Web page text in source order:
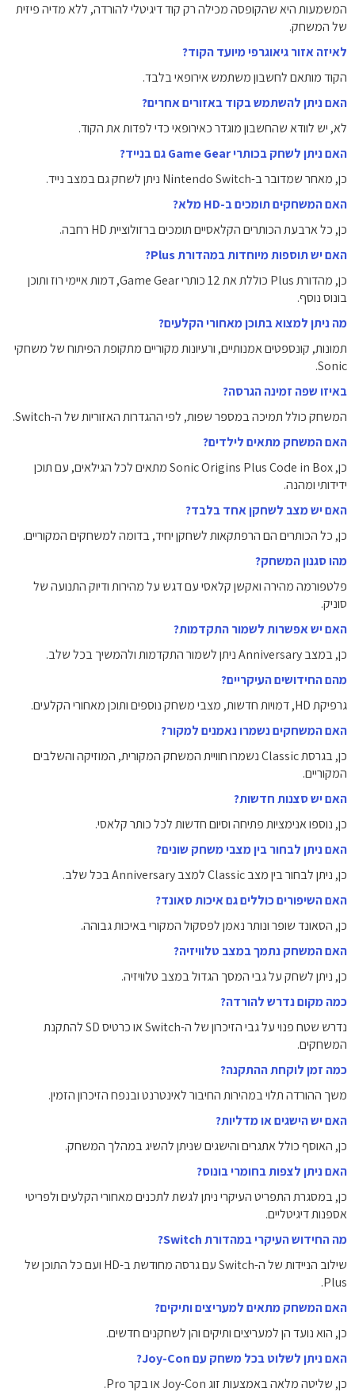
המשמעות היא שהקופסה מכילה רק קוד דיגיטלי להורדה, ללא מדיה פיזית
של המשחק.
לאיזה אזור גיאוגרפי מיועד הקוד?
הקוד מותאם לחשבון משתמש אירופאי בלבד.
האם ניתן להשתמש בקוד באזורים אחרים?
לא, יש לוודא שהחשבון מוגדר כאירופאי כדי לפדות את הקוד.
האם ניתן לשחק בכותרי Game Gear גם בנייד?
כן, מאחר שמדובר ב-Nintendo Switch ניתן לשחק גם במצב נייד.
האם המשחקים תומכים ב-HD מלא?
כן, כל ארבעת הכותרים הקלאסיים תומכים ברזולוציית HD רחבה.
האם יש תוספות מיוחדות במהדורת Plus?
כן, מהדורת Plus כוללת את 12 כותרי Game Gear, דמות איימי רוז ותוכן
בונוס נוסף.
מה ניתן למצוא בתוכן מאחורי הקלעים?
תמונות, קונספטים אמנותיים, ורעיונות מקוריים מתקופת הפיתוח של משחקי
Sonic.
באיזו שפה זמינה הגרסה?
המשחק כולל תמיכה במספר שפות, לפי ההגדרות האזוריות של ה-Switch.
האם המשחק מתאים לילדים?
כן, Sonic Origins Plus Code in Box מתאים לכל הגילאים, עם תוכן
ידידותי ומהנה.
האם יש מצב לשחקן אחד בלבד?
כן, כל הכותרים הם הרפתקאות לשחקן יחיד, בדומה למשחקים המקוריים.
מהו סגנון המשחק?
פלטפורמה מהירה ואקשן קלאסי עם דגש על מהירות ודיוק התנועה של
סוניק.
האם יש אפשרות לשמור התקדמות?
כן, במצב Anniversary ניתן לשמור התקדמות ולהמשיך בכל שלב.
מהם החידושים העיקריים?
גרפיקת HD, דמויות חדשות, מצבי משחק נוספים ותוכן מאחורי הקלעים.
האם המשחקים נשמרו נאמנים למקור?
כן, בגרסת Classic נשמרו חוויית המשחק המקורית, המוזיקה והשלבים
המקוריים.
האם יש סצנות חדשות?
כן, נוספו אנימציות פתיחה וסיום חדשות לכל כותר קלאסי.
האם ניתן לבחור בין מצבי משחק שונים?
כן, ניתן לבחור בין מצב Classic למצב Anniversary בכל שלב.
האם השיפורים כוללים גם איכות סאונד?
כן, הסאונד שופר ונותר נאמן לפסקול המקורי באיכות גבוהה.
האם המשחק נתמך במצב טלוויזיה?
כן, ניתן לשחק על גבי המסך הגדול במצב טלוויזיה.
כמה מקום נדרש להורדה?
נדרש שטח פנוי על גבי הזיכרון של ה-Switch או כרטיס SD להתקנת
המשחקים.
כמה זמן לוקחת ההתקנה?
משך ההורדה תלוי במהירות החיבור לאינטרנט ובנפח הזיכרון הזמין.
האם יש הישגים או מדליות?
כן, האוסף כולל אתגרים והישגים שניתן להשיג במהלך המשחק.
האם ניתן לצפות בחומרי בונוס?
כן, במסגרת התפריט העיקרי ניתן לגשת לתכנים מאחורי הקלעים ולפריטי
אספנות דיגיטליים.
מה החידוש העיקרי במהדורת Switch?
שילוב הניידות של ה-Switch עם גרסה מחודשת ב-HD ועם כל התוכן של
Plus.
האם המשחק מתאים למעריצים ותיקים?
כן, הוא נועד הן למעריצים ותיקים והן לשחקנים חדשים.
האם ניתן לשלוט בכל משחק עם Joy-Con?
כן, שליטה מלאה באמצעות זוג Joy-Con או בקר Pro.